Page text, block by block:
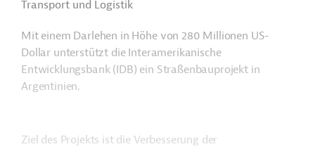
Transport und Logistik
Mit einem Darlehen in Höhe von 280 Millionen US-
Dollar unterstützt die Interamerikanische
Entwicklungsbank (IDB) ein Straßenbauprojekt in
Argentinien.
Ziel des Projekts ist die Verbesserung der